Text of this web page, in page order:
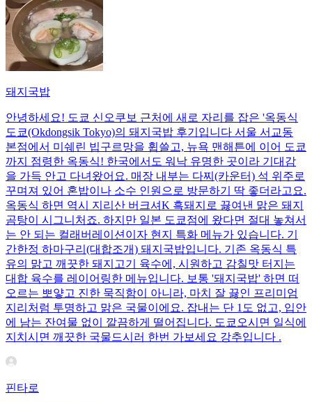
돼지국밥
안녕하세요! 도쿄 신오쿠보 근처에 새로 자리를 잡은 '옥동식
도쿄(Okdongsik Tokyo)의 돼지국밥 후기입니다 서울 서교동
본점에서 미쉐린 빕구르망을 휩쓸고, 뉴욕 맨해튼에 이어 도쿄
까지 점령한 옥동식! 한국에서도 워낙 유명한 곳이라 기대감
을 가득 안고 다녀왔어요. 매장 내부는 다찌(카운터) 석 위주로
꾸며져 있어 혼밥이나 소수 인원으로 방문하기 딱 좋더라고요.
옥동식 하면 역시 지리산 버크셔K 흑돼지로 끓여낸 맑은 돼지
곰탕이 시그니처죠. 하지만 일본 도쿄점에 왔다면 절대 놓쳐서
는 안 되는 컬래버레이션이자 현지 특화 메뉴가 있습니다. 기
간한정 하마구리(대합조개) 돼지국밥입니다. 기존 옥동식 특
유의 맑고 깨끗한 돼지고기 육수에, 시원하고 감칠맛 터지는
대합 육수를 레이어링한 메뉴입니다. 보통 '돼지국밥' 하면 떠
오르는 뽀얗고 진한 묵직함이 아니라, 마치 잘 끓인 프리미엄
지리처럼 투명하고 맑은 국물이에요. 잡내는 단 1도 없고, 입안
에 남는 잔여물 없이 깔끔하게 떨어집니다. 도쿄오시면 일식에
지치시면 깨끗한 국물드시러 한번 가보세요 강추입니다 .
핀타로